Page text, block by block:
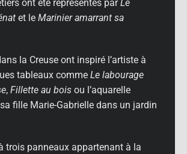
ont été représentés parLe
et le Marinier amarrant sa
la Creuse ont inspiré l’artiste à
tableaux comme Le labourage
, Fillette au bois ou l’aquarelle
fille Marie-Gabrielle dans un jardin
trois panneaux appartenant à la